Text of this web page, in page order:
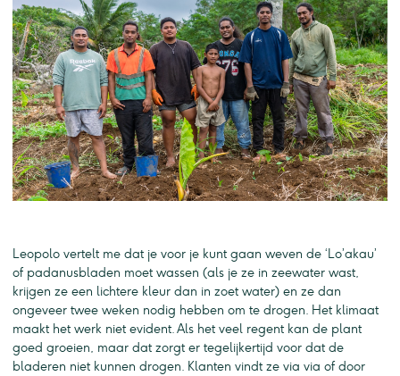
Leopolo vertelt me dat je voor je kunt gaan weven de ‘Lo’akau’
of padanusbladen moet wassen (als je ze in zeewater wast,
krijgen ze een lichtere kleur dan in zoet water) en ze dan
ongeveer twee weken nodig hebben om te drogen. Het klimaat
maakt het werk niet evident. Als het veel regent kan de plant
goed groeien, maar dat zorgt er tegelijkertijd voor dat de
bladeren niet kunnen drogen. Klanten vindt ze via via of door